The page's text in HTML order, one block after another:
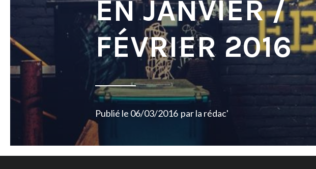
EN JANVIER /
FÉVRIER 2016
Publié le 06/03/2016 parla rédac'